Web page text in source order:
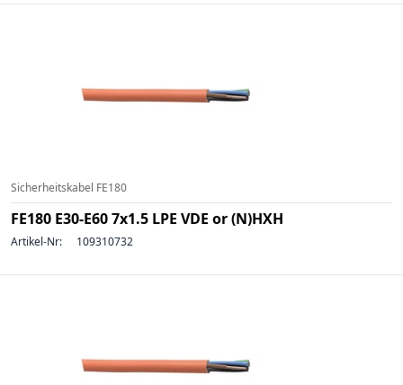
Sicherheitskabel FE180
FE180 E30-E60 7x1.5 LPE VDE or (N)HXH
Artikel-Nr: 109310732